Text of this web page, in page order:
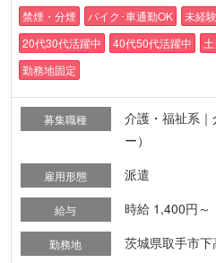
禁煙・分煙
バイク･車通勤OK 未経
20代30代活躍中
40代50代活躍中
勤務地固定
募集職種
介護・福祉系
ー）
雇用形態 派遣
給与 時給 1,400円～
勤務地 茨城県取手市下